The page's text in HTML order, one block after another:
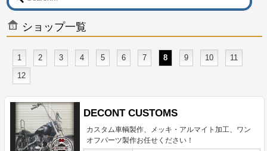
ショップ一覧
1 2 3 4 5 6 7 8 9 10
11
12
DECONT CUSTOMS
カスタム車輌製作、メッキ・アルマイト加工、ワン
オフパーツ製作お任せください！